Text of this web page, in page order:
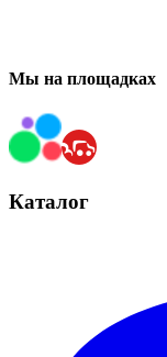
Мы на площадках
Каталог